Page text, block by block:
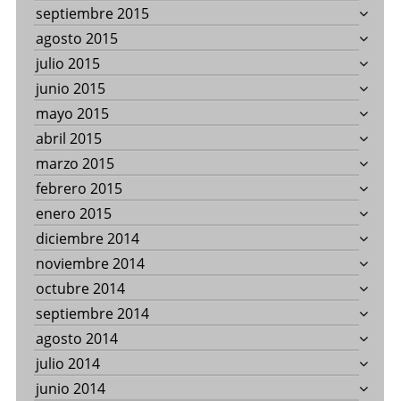
septiembre 2015
agosto 2015
julio 2015
junio 2015
mayo 2015
abril 2015
marzo 2015
febrero 2015
enero 2015
diciembre 2014
noviembre 2014
octubre 2014
septiembre 2014
agosto 2014
julio 2014
junio 2014